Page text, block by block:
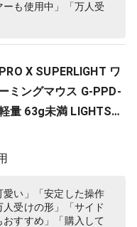
ーも使用中」「万人受
X SUPERLIGHT ワ
ミングマウス G-PPD-
量 63g未満 LIGHTSP
センサー POWERPLA
応 ゲーミング マウス
愛い」「安定した操作
受けの形」「サイド
すすめ」「購入して